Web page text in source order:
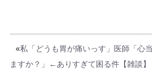
«私「どうも胃が痛いっす」医師「心
ますか？」←ありすぎて困る件【雑談】